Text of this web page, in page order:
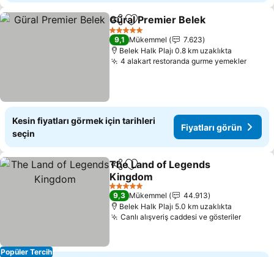
PaylaşFavorilerime ekle
Güral Premier Belek
5 Yıldız
9,1 Mükemmel
7.623
Belek Halk Plajı 0.8 km uzaklıkta
4 alakart restoranda gurme yemekler
Kesin fiyatları görmek için tarihleri
seçin
Fiyatları görün
Popüler Tercih
PaylaşFavorilerime ekle
The Land of Legends
Kingdom
Fiyatları görün
5 Yıldız
9,3 Mükemmel
44.913
Belek Halk Plajı 5.0 km uzaklıkta
Canlı alışveriş caddesi ve gösteriler